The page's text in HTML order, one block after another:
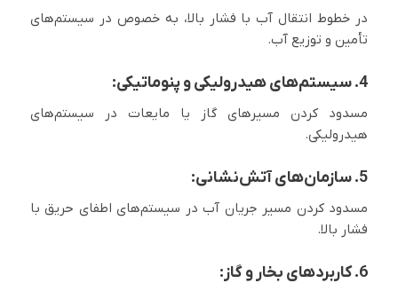
در خطوط انتقال آب با فشار بالا، به خصوص در سیستم‌های
تأمین و توزیع آب.
4. سیستم‌های هیدرولیکی و پنوماتیکی:
مسدود کردن مسیرهای گاز یا مایعات در سیستم‌های
هیدرولیکی.
5. سازمان‌های آتش‌نشانی:
مسدود کردن مسیر جریان آب در سیستم‌های اطفای حریق با
فشار بالا.
6. کاربردهای بخار و گاز: